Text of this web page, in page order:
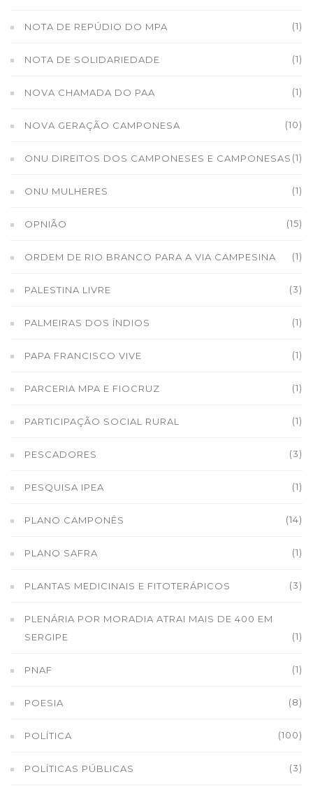
NOTA DE REPÚDIO DO MPA (1)
NOTA DE SOLIDARIEDADE (1)
NOVA CHAMADA DO PAA (1)
NOVA GERAÇÃO CAMPONESA (10)
ONU DIREITOS DOS CAMPONESES E CAMPONESAS (1)
ONU MULHERES (1)
OPNIÃO (15)
ORDEM DE RIO BRANCO PARA A VIA CAMPESINA (1)
PALESTINA LIVRE (3)
PALMEIRAS DOS ÍNDIOS (1)
PAPA FRANCISCO VIVE (1)
PARCERIA MPA E FIOCRUZ (1)
PARTICIPAÇÃO SOCIAL RURAL (1)
PESCADORES (3)
PESQUISA IPEA (1)
PLANO CAMPONÊS (14)
PLANO SAFRA (1)
PLANTAS MEDICINAIS E FITOTERÁPICOS (3)
PLENÁRIA POR MORADIA ATRAI MAIS DE 400 EM
SERGIPE
(1)
PNAF (1)
POESIA (8)
POLÍTICA (100)
POLÍTICAS PÚBLICAS (3)